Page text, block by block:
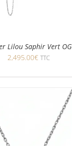
Lilou Saphir Vert OG
2,495.00€ TTC